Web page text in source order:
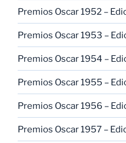
Premios Oscar 1952 –
Premios Oscar 1953 –
Premios Oscar 1954 –
Premios Oscar 1955 –
Premios Oscar 1956 –
Premios Oscar 1957 –